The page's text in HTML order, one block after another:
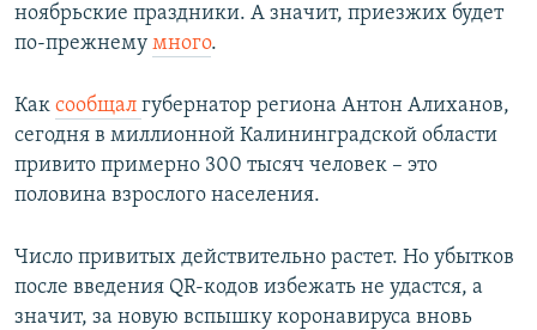
ноябрьские праздники. А значит, приезжих будет
по-прежнему много.
Как сообщал губернатор региона Антон Алиханов,
сегодня в миллионной Калининградской области
привито примерно 300 тысяч человек – это
половина взрослого населения.
Число привитых действительно растет. Но убытков
после введения QR-кодов избежать не удастся, а
значит, за новую вспышку коронавируса вновь